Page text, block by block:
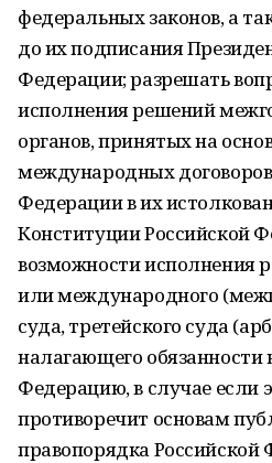
федеральных законов, а
до их подписания
Федерации; разрешать
исполнения решений
органов, принятых на
международных
Федерации в их
Конституции Российской
возможности исполнения
или международного
суда, третейского суда
налагающего обязанности
Федерацию, в случае если
противоречит основам
правопорядка Российской